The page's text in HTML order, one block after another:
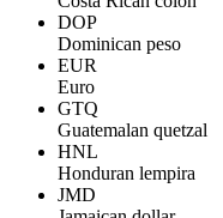
DOP
Dominican peso
EUR
Euro
GTQ
Guatemalan quetzal
HNL
Honduran lempira
JMD